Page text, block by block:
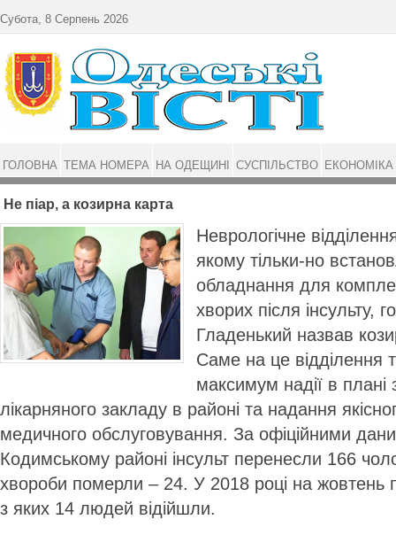
Не піар, а козирна карта
Неврологічне
якому тільки-но
обладнання для
хворих після інсульту,
Гладенький назвав
Саме на це відділення
максимум надії в плані
лікарняного закладу в районі та надання
медичного обслуговування. За офіційними
Кодимському районі інсульт перенесли 166
хвороби померли – 24. У 2018 році на жовтень
з яких 14 людей відійшли.
Субота, 8 Серпень 2026
ГОЛОВНА ТЕМА НОМЕРА НА ОДЕЩИНІ СУСПІЛЬСТВО ЕКОНОМІКА